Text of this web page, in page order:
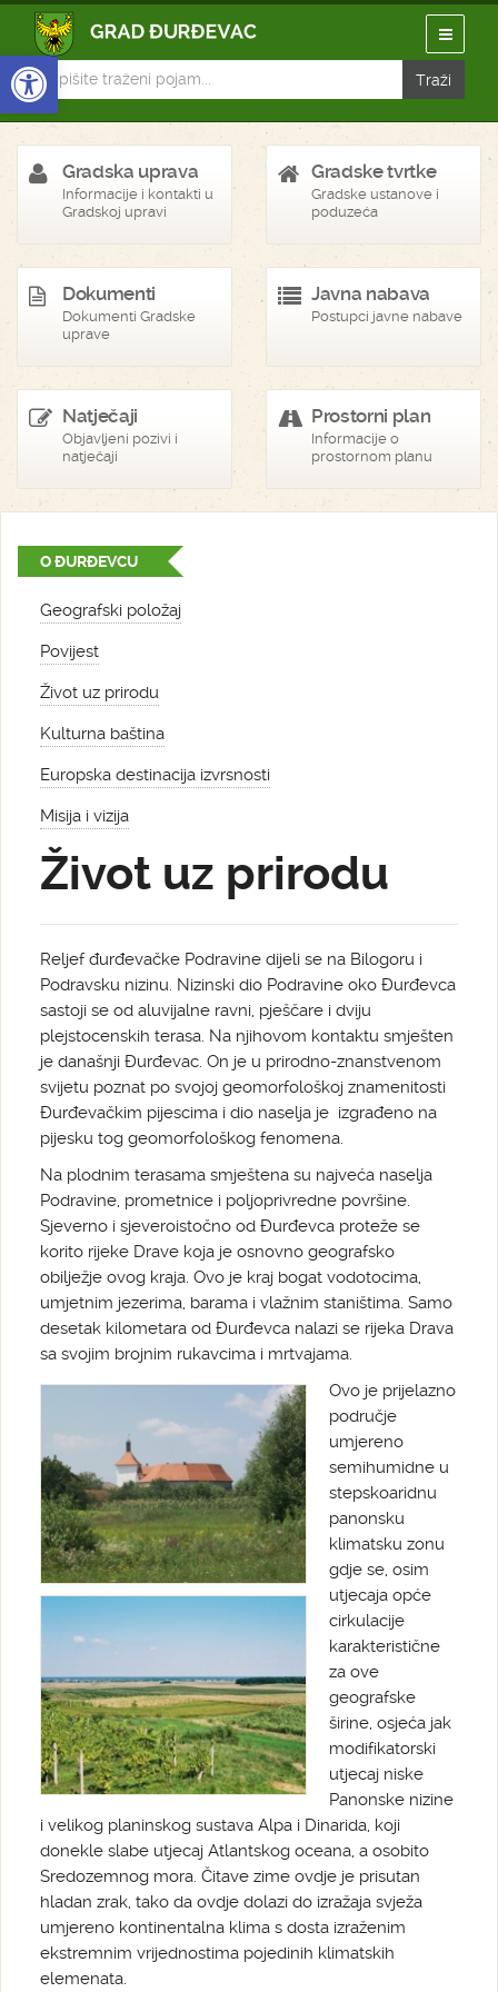
Open toolbar
Gradska uprava
Informacije i kontakti u
Gradskoj upravi
Gradske tvrtke
Gradske ustanove i
poduzeća
Dokumenti
Dokumenti Gradske
uprave
Javna nabava
Postupci javne nabave
Natječaji
Objavljeni pozivi i
natječaji
Prostorni plan
Informacije o
prostornom planu
O ĐURĐEVCU
Geografski položaj
Povijest
Život uz prirodu
Kulturna baština
Europska destinacija izvrsnosti
Misija i vizija
Život uz prirodu
Reljef đurđevačke Podravine dijeli se na Bilogoru i
Podravsku nizinu. Nizinski dio Podravine oko Đurđevca
sastoji se od aluvijalne ravni, pješčare i dviju
plejstocenskih terasa. Na njihovom kontaktu smješten
je današnji Đurđevac. On je u prirodno-znanstvenom
svijetu poznat po svojoj geomorfološkoj znamenitosti
Đurđevačkim pijescima i dio naselja je izgrađeno na
pijesku tog geomorfološkog fenomena.
Na plodnim terasama smještena su najveća naselja
Podravine, prometnice i poljoprivredne površine.
Sjeverno i sjeveroistočno od Đurđevca proteže se
korito rijeke Drave koja je osnovno geografsko
obilježje ovog kraja. Ovo je kraj bogat vodotocima,
umjetnim jezerima, barama i vlažnim staništima. Samo
desetak kilometara od Đurđevca nalazi se rijeka Drava
sa svojim brojnim rukavcima i mrtvajama.
Ovo je prijelazno
područje
umjereno
semihumidne u
stepskoaridnu
panonsku
klimatsku zonu
gdje se, osim
utjecaja opće
cirkulacije
karakteristične
za ove
geografske
širine, osjeća jak
modifikatorski
utjecaj niske
Panonske nizine
i velikog planinskog sustava Alpa i Dinarida, koji
donekle slabe utjecaj Atlantskog oceana, a osobito
Sredozemnog mora. Čitave zime ovdje je prisutan
hladan zrak, tako da ovdje dolazi do izražaja svježa
umjereno kontinentalna klima s dosta izraženim
ekstremnim vrijednostima pojedinih klimatskih
elemenata.